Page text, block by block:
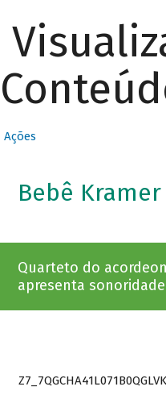
Ações
Bebê
Quarteto do
apresenta